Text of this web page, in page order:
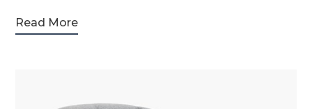
Read More